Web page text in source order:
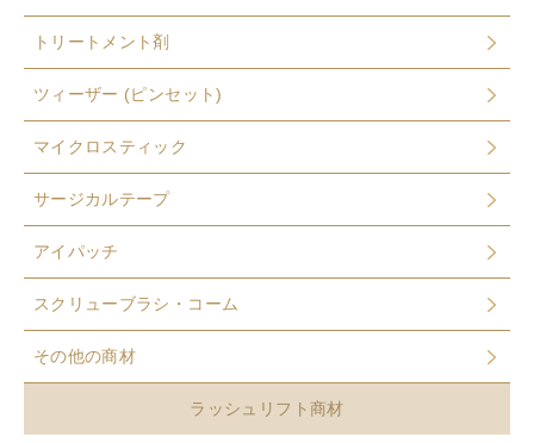
トリートメント剤
ツィーザー (ピンセット)
マイクロスティック
サージカルテープ
アイパッチ
スクリューブラシ・コーム
その他の商材
ラッシュリフト商材